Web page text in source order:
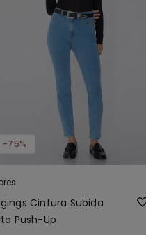
-75%
Cintura Subida
Push-Up